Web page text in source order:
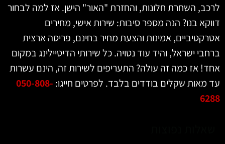
השחרת חלונות, והחזרת "האור" הישן. אז למה לבחור
בנו? הנה מספר סיבות: שירות אישי, מחירים
אמינות והצעת מחיר בחינם, פריסה ארצית
ישראל, והיד עוד נטויה. כל שירותי הדיטיילינג במקום
אז כמה זה עולה? התעריפים לשירות זה, הינם עשרות
שקלים בודדים בלבד. לפרטים חייגו:050-808-